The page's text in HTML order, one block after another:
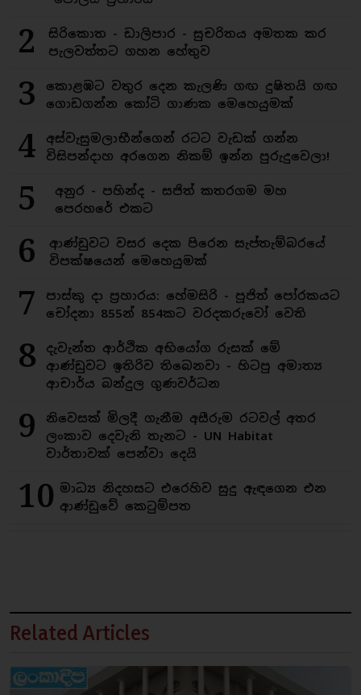
2
සිරිකොත - ඩාලිපාර - සුචරිතය අමතක කර
පැලවත්තට ගහන හේතුව
3
කොළඹට වතුර දෙන කැලණි ගඟ දුෂිතයි ගඟ
ගොඩගන්න කෝටි ගාණක මෙහෙයුමක්
4
අස්වැසුමලාභීන්ගෙන් රටට වැඩක් ගන්න
විසිපන්දාහ අරගෙන නිකම් ඉන්න පුරුදුවෙලා!
5
අනුර - පහින්ද - සජිත් කතරගම මහ
පෙරහරේ එකට
6
ආණ්ඩුවට වසර දෙක පිරෙන සැප්තැම්බරයේ
විපක්ෂයෙන් මෙහෙයුමක්
7
පාස්කු දා ප්‍රහාරය: හේමසිරි - පූජිත් පෝරකයට
චෝදනා 855න් 854කට වරදකරුවෝ වෙති
8
දැවැන්ත ආර්ථික අභියෝග රුසක් මේ
ආණ්ඩුවට ඉතිරිව තිබෙනවා - හිටපු අමාත්‍ය
ආචාර්ය බන්දුල ගුණවර්ධන
9
නිවෙසක් මිලදී ගැනීම අසීරුම රටවල් අතර
ලංකාව දෙවැනි තැනට - UN Habitat
වාර්තාවක් පෙන්වා දෙයි
10 මාධ්‍ය නිදහසට එරෙහිව සුදු ඇඳගෙන එන
ආණ්ඩුවේ කෙටුම්පත
Related Articles